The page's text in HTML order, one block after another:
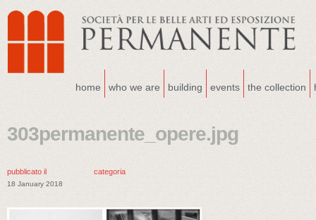
home who we are building events the collection
303permanente_opere.jpg
pubblicato il
18 January 2018
categoria